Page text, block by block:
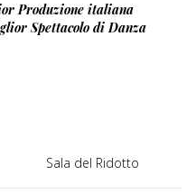
Produzione italiana
Spettacolo di Danza
Sala del Ridotto